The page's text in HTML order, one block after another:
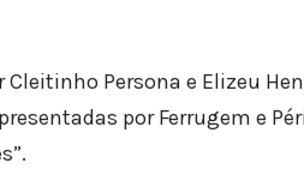
Persona e Elizeu
por Ferrugem e